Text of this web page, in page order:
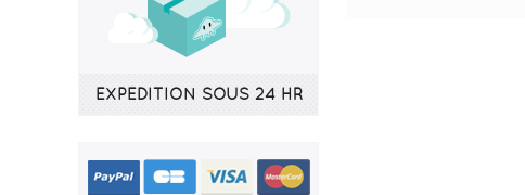
EXPÉDITION SOUS 24 HR